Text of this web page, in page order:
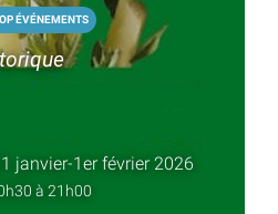
ÉVÉNEMENTS
janvier-1er février 2026
à 21h00